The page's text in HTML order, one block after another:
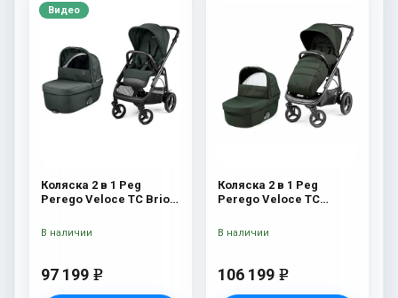
Видео
Коляска 2 в 1 Peg
Perego Veloce TC Brio
97 199 e
В наличии
Коляска 2 в 1 Peg
Perego Veloce TC
106 199 e
В наличии